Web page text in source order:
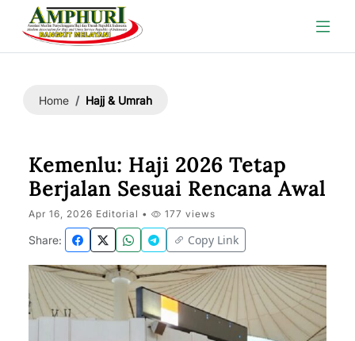
Home Hajj & Umrah
Kemenlu: Haji 2026 Tetap
Berjalan Sesuai Rencana Awal
Apr 16, 2026 Editorial • 177 views
Share: Copy Link